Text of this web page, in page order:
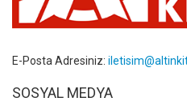
E-Posta Adresiniz:
SOSYAL MEDYA